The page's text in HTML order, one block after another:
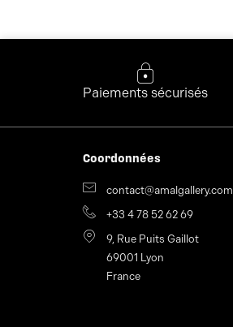
Paiements sécurisés
Coordonnées
contact@amalgallery.com
+33 4 78 52 62 69
9, Rue Puits Gaillot
69001 Lyon
France